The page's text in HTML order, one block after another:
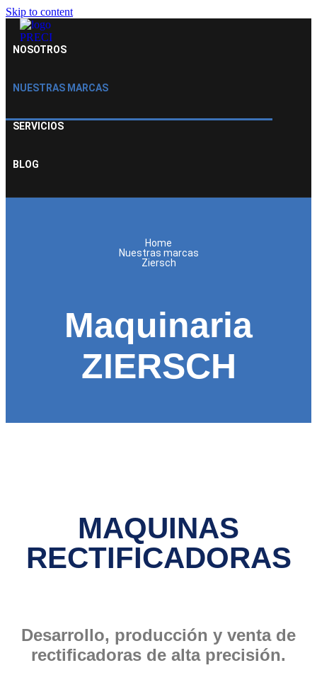
Skip to content
NOSOTROS
NUESTRAS MARCAS
SERVICIOS
BLOG
Home
Nuestras marcas
Ziersch
Maquinaria
ZIERSCH
MAQUINAS
RECTIFICADORAS
Desarrollo, producción y venta de
rectificadoras de alta precisión.